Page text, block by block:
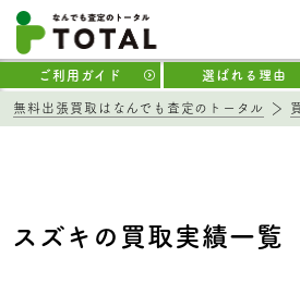
ご利用ガイド 選ばれる理由
無料出張買取はなんでも査定のトータル
スズキの買取実績一覧